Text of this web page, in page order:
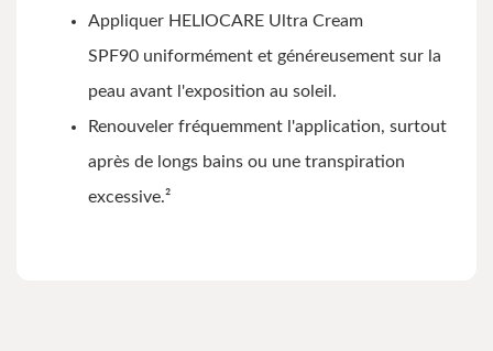
Appliquer HELIOCARE Ultra Cream
SPF90 uniformément et généreusement sur la
peau avant l'exposition au soleil.
Renouveler fréquemment l'application, surtout
après de longs bains ou une transpiration
excessive.²